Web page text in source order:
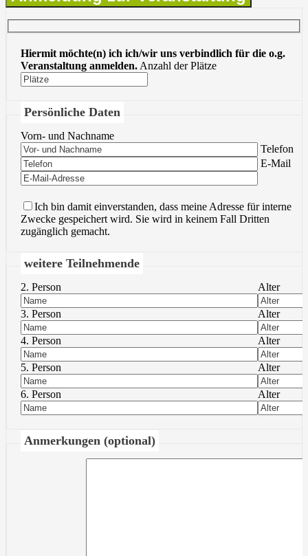
Hiermit möchte(n) ich ich/wir uns verbindlich für die o.g.
Veranstaltung anmelden. Anzahl der Plätze
Persönliche Daten
Vorn- und Nachname
Bitte lasse
Telefon
Bitte lasse
E-Mail
Ich bin damit einverstanden, dass meine Adresse für interne
Zwecke gespeichert wird. Sie wird in keinem Fall Dritten
zugänglich gemacht.
weitere Teilnehmende
2. Person Alter
3. Person Alter
4. Person Alter
5. Person Alter
6. Person Alter
Anmerkungen (optional)